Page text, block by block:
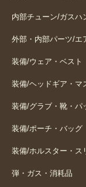
内部チューン/ガスハ
外部・内部パーツ/エ
装備/ウェア・ベスト
装備/ヘッドギア・マ
装備/グラブ・靴・パ
装備/ポーチ・バッグ
装備/ホルスター・ス
弾・ガス・消耗品